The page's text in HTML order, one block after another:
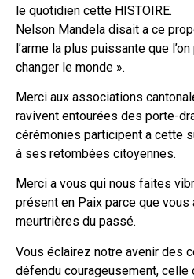
le quotidien cette HISTOIRE.
Nelson Mandela disait a ce
l’arme la plus puissante que
changer le monde ».
Merci aux associations
ravivent entourées des porte-
cérémonies participent a cette
à ses retombées citoyennes.
Merci a vous qui nous faites
présent en Paix parce que
meurtrières du passé.
Vous éclairez notre avenir des
défendu courageusement, celle